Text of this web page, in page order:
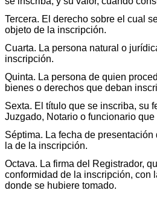
Tercera. El derecho sobre el cual
objeto de la inscripción.
Cuarta. La persona natural o
inscripción.
Quinta. La persona de quien
bienes o derechos que deban
Sexta. El título que se inscriba, su
Juzgado, Notario o funcionario que
Séptima. La fecha de
la de la inscripción.
Octava. La firma del Registrador,
conformidad de la inscripción, con
donde se hubiere tomado.